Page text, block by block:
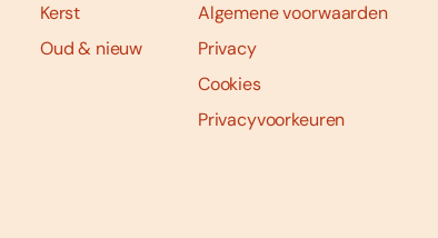
Kerst
Oud & nieuw
Algemene voorwaarden
Privacy
Cookies
Privacyvoorkeuren